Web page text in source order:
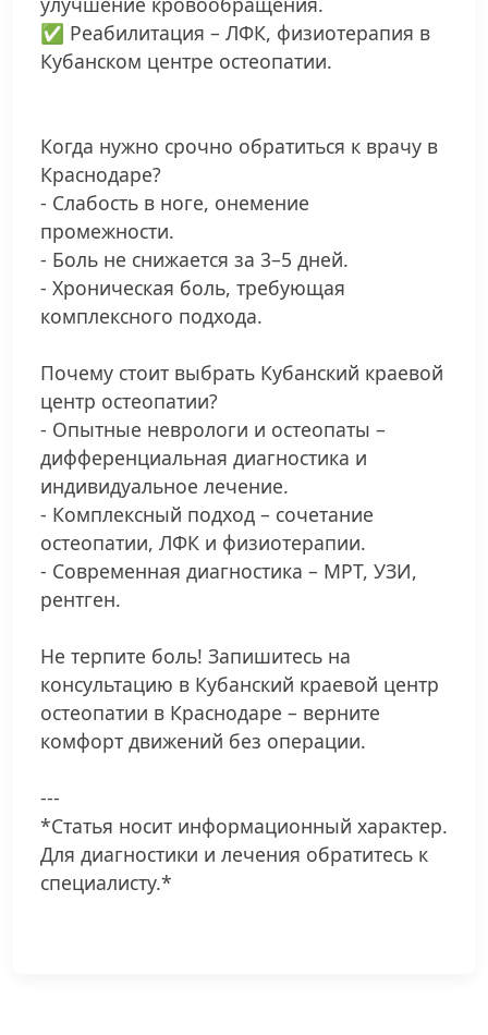
✅ Реабилитация – ЛФК, физиотерапия в
Кубанском центре остеопатии.
Когда нужно срочно обратиться к врачу в
Краснодаре?
- Слабость в ноге, онемение
промежности.
- Боль не снижается за 3–5 дней.
- Хроническая боль, требующая
комплексного подхода.
Почему стоит выбрать Кубанский краевой
центр остеопатии?
- Опытные неврологи и остеопаты –
дифференциальная диагностика и
индивидуальное лечение.
- Комплексный подход – сочетание
остеопатии, ЛФК и физиотерапии.
- Современная диагностика – МРТ, УЗИ,
рентген.
Не терпите боль! Запишитесь на
консультацию в Кубанский краевой центр
остеопатии в Краснодаре – верните
комфорт движений без операции.
---
*Статья носит информационный характер.
Для диагностики и лечения обратитесь к
специалисту.*